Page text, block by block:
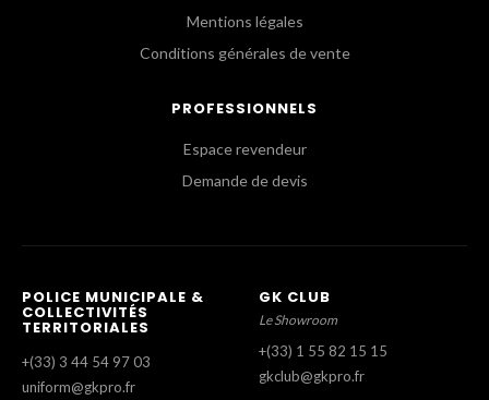
Mentions légales
Conditions générales de vente
PROFESSIONNELS
Espace revendeur
Demande de devis
POLICE MUNICIPALE &
COLLECTIVITÉS
TERRITORIALES
+(33) 3 44 54 97 03
uniform@gkpro.fr
GK CLUB
Le Showroom
+(33) 1 55 82 15 15
gkclub@gkpro.fr